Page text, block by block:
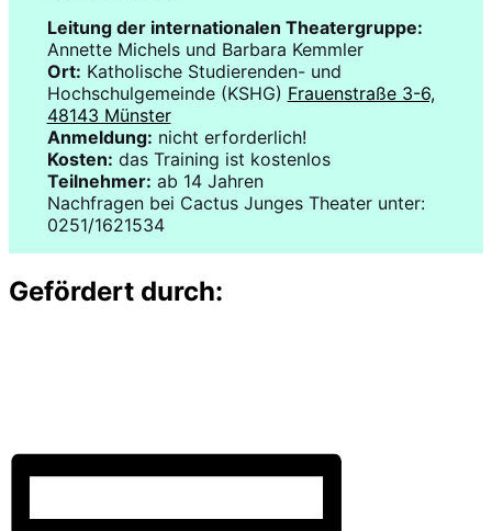
Leitung der internationalen Theatergruppe:
Annette Michels und Barbara Kemmler
Ort: Katholische Studierenden- und
Hochschulgemeinde (KSHG) Frauenstraße 3-6,
48143 Münster
Anmeldung: nicht erforderlich!
Kosten: das Training ist kostenlos
Teilnehmer: ab 14 Jahren
Nachfragen bei Cactus Junges Theater unter:
0251/1621534
Gefördert durch: